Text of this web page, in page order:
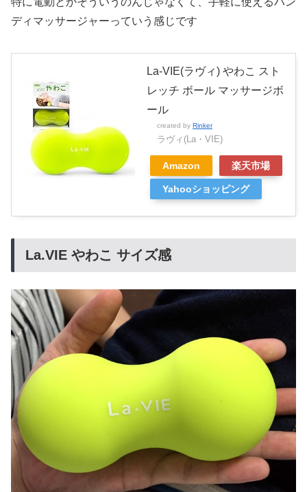
ディマッサージャーっていう感じです
La-VIE(ラヴィ) やわこ スト
レッチ ボール マッサージボ
ール
created by Rinker
ラヴィ(La・VIE)
Amazon 楽天市場
Yahooショッピング
La.VIE やわこ サイズ感